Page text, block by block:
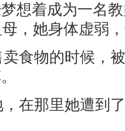
想着成为一名
，她身体虚弱
食物的时候，
在那里她遭到